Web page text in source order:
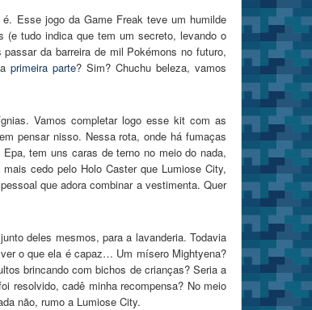
Esse jogo da Game Freak teve um humilde
tudo indica que tem um secreto, levando o
da barreira de mil Pokémons no futuro,
aprimeira parte? Sim? Chuchu beleza, vamos
Vamos completar logo esse kit com as
pensar nisso. Nessa rota, onde há fumaças
tem uns caras de terno no meio do nada,
cedo pelo Holo Caster que Lumiose City,
que adora combinar a vestimenta. Quer
deles mesmos, para a lavanderia. Todavia
o que ela é capaz… Um mísero Mightyena?
brincando com bichos de crianças? Seria a
resolvido, cadê minha recompensa? No meio
não, rumo a Lumiose City.